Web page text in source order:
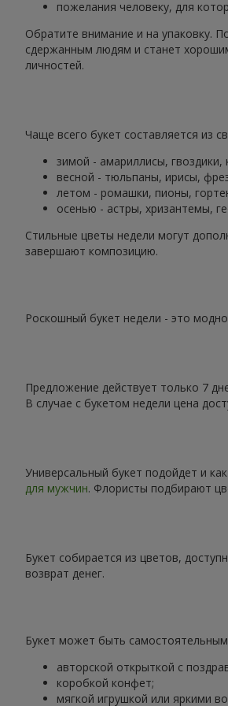
пожелания человеку, для
Обратите внимание и на упаковку.
сдержанным людям и станет
личностей.
Чаще всего букет составляется из
зимой - амариллисы, гвоздики,
весной - тюльпаны, ирисы,
летом - ромашки, пионы,
осенью - астры, хризантемы,
Стильные цветы недели могут
завершают композицию.
Роскошный букет недели - это
Предложение действует только 7
В случае с букетом недели цена
Универсальный букет подойдет и как
для мужчин. Флористы подбирают
Букет собирается из цветов,
возврат денег.
Букет может быть
авторской открыткой с
коробкой конфет;
мягкой игрушкой или яркими